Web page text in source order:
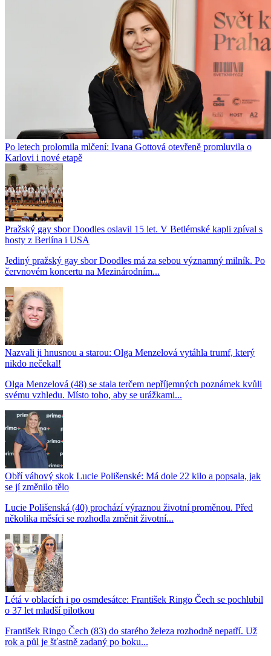
Po letech prolomila mlčení: Ivana Gottová otevřeně promluvila o
Karlovi i nové etapě
Pražský gay sbor Doodles oslavil 15 let. V Betlémské kapli zpíval s
hosty z Berlína i USA
Jediný pražský gay sbor Doodles má za sebou významný milník. Po
červnovém koncertu na Mezinárodním...
Nazvali ji hnusnou a starou: Olga Menzelová vytáhla trumf, který
nikdo nečekal!
Olga Menzelová (48) se stala terčem nepříjemných poznámek kvůli
svému vzhledu. Místo toho, aby se urážkami...
Obří váhový skok Lucie Polišenské: Má dole 22 kilo a popsala, jak
se jí změnilo tělo
Lucie Polišenská (40) prochází výraznou životní proměnou. Před
několika měsíci se rozhodla změnit životní...
Létá v oblacích i po osmdesátce: František Ringo Čech se pochlubil
o 37 let mladší pilotkou
František Ringo Čech (83) do starého železa rozhodně nepatří. Už
rok a půl je šťastně zadaný po boku...